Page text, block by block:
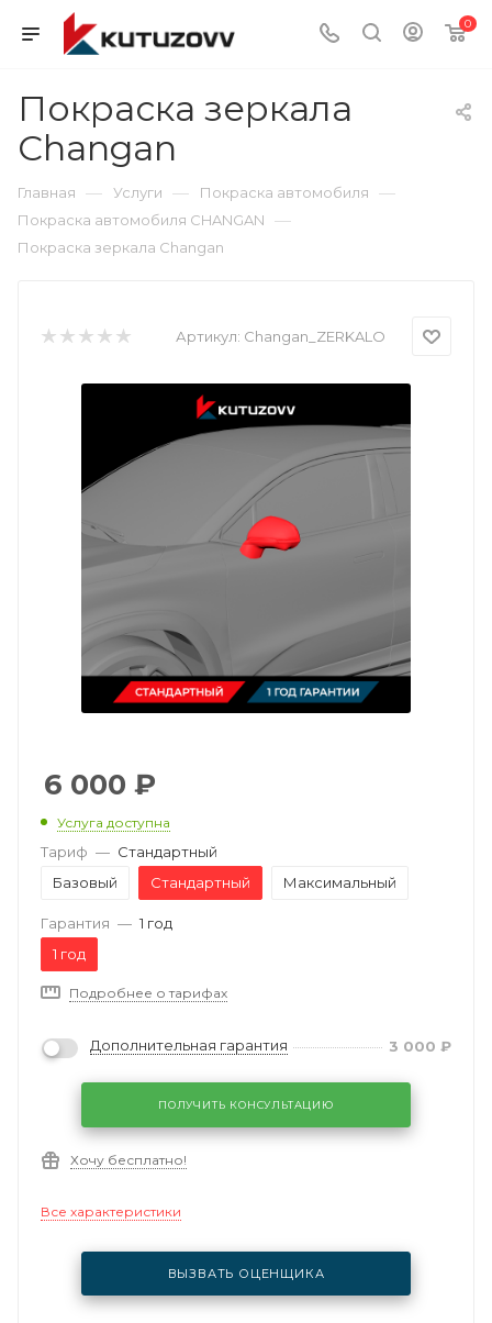
0
Покраска зеркала
Changan
Главная — Услуги — Покраска автомобиля —
Покраска автомобиля CHANGAN —
Покраска зеркала Changan
Артикул: Changan_ZERKALO
6 000 ₽
Услуга доступна
Тариф — Стандартный
Базовый
Стандартный Максимальный
Гарантия — 1 год
1 год
Подробнее о тарифах
Дополнительная гарантия 3 000 ₽
ПОЛУЧИТЬ КОНСУЛЬТАЦИЮ
Хочу бесплатно!
Все характеристики
ВЫЗВАТЬ ОЦЕНЩИКА